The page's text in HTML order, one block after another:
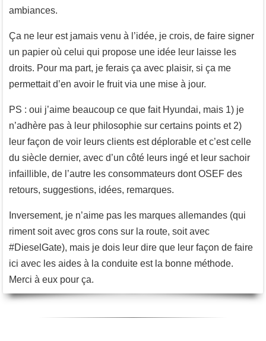
ambiances.
Ça ne leur est jamais venu à l’idée, je crois, de faire signer
un papier où celui qui propose une idée leur laisse les
droits. Pour ma part, je ferais ça avec plaisir, si ça me
permettait d’en avoir le fruit via une mise à jour.
PS : oui j’aime beaucoup ce que fait Hyundai, mais 1) je
n’adhère pas à leur philosophie sur certains points et 2)
leur façon de voir leurs clients est déplorable et c’est celle
du siècle dernier, avec d’un côté leurs ingé et leur sachoir
infaillible, de l’autre les consommateurs dont OSEF des
retours, suggestions, idées, remarques.
Inversement, je n’aime pas les marques allemandes (qui
riment soit avec gros cons sur la route, soit avec
#DieselGate), mais je dois leur dire que leur façon de faire
ici avec les aides à la conduite est la bonne méthode.
Merci à eux pour ça.